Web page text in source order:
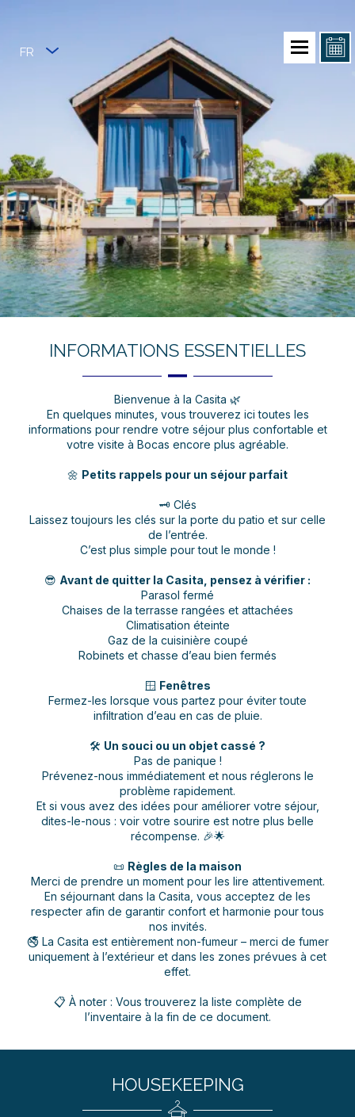
FR
INFORMATIONS ESSENTIELLES
Bienvenue à la Casita 🌿
En quelques minutes, vous trouverez ici toutes les
informations pour rendre votre séjour plus confortable et
votre visite à Bocas encore plus agréable.
🌼 Petits rappels pour un séjour parfait
🗝️ Clés
Laissez toujours les clés sur la porte du patio et sur celle
de l’entrée.
C’est plus simple pour tout le monde !
😎 Avant de quitter la Casita, pensez à vérifier :
Parasol fermé
Chaises de la terrasse rangées et attachées
Climatisation éteinte
Gaz de la cuisinière coupé
Robinets et chasse d’eau bien fermés
🪟 Fenêtres
Fermez-les lorsque vous partez pour éviter toute
infiltration d’eau en cas de pluie.
🛠️ Un souci ou un objet cassé ?
Pas de panique !
Prévenez-nous immédiatement et nous réglerons le
problème rapidement.
Et si vous avez des idées pour améliorer votre séjour,
dites-le-nous : voir votre sourire est notre plus belle
récompense. 🎉🌟
📜 Règles de la maison
Merci de prendre un moment pour les lire attentivement.
En séjournant dans la Casita, vous acceptez de les
respecter afin de garantir confort et harmonie pour tous
nos invités.
🚭 La Casita est entièrement non-fumeur – merci de fumer
uniquement à l’extérieur et dans les zones prévues à cet
effet.
📋 À noter : Vous trouverez la liste complète de
l’inventaire à la fin de ce document.
HOUSEKEEPING